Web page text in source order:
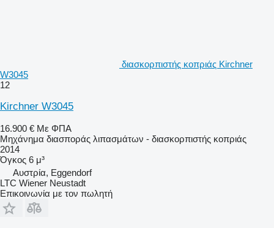
διασκορπιστής κοπριάς Kirchner
W3045
12
Kirchner W3045
16.900 € Με ΦΠΑ
Μηχάνημα διασποράς λιπασμάτων - διασκορπιστής κοπριάς
2014
Όγκος 6 μ³
Αυστρία, Eggendorf
LTC Wiener Neustadt
Επικοινωνία με τον πωλητή